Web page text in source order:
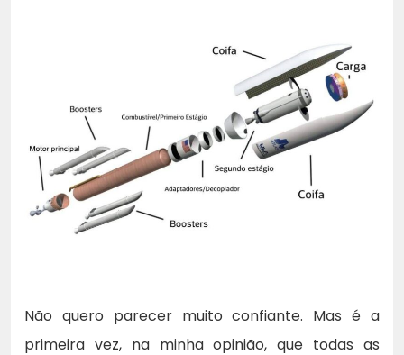
Não quero parecer muito confiante. Mas é a
primeira vez, na minha opinião, que todas as